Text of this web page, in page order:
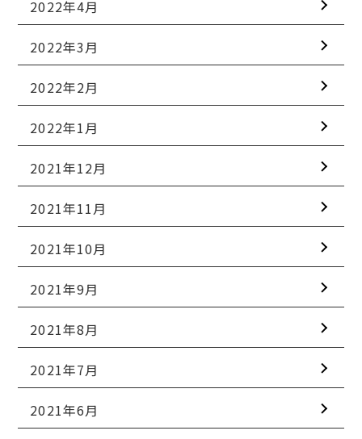
2022年4月
2022年3月
2022年2月
2022年1月
2021年12月
2021年11月
2021年10月
2021年9月
2021年8月
2021年7月
2021年6月